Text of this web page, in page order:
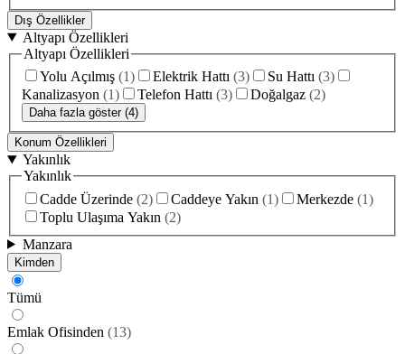
Dış Özellikler
Altyapı Özellikleri
Altyapı Özellikleri
Yolu Açılmış (1) Elektrik Hattı (3) Su Hattı (3)
Kanalizasyon (1) Telefon Hattı (3) Doğalgaz (2)
Daha fazla göster (4)
Konum Özellikleri
Yakınlık
Yakınlık
Cadde Üzerinde (2) Caddeye Yakın (1) Merkezde (1)
Toplu Ulaşıma Yakın (2)
Manzara
Kimden
Tümü
Emlak Ofisinden (13)